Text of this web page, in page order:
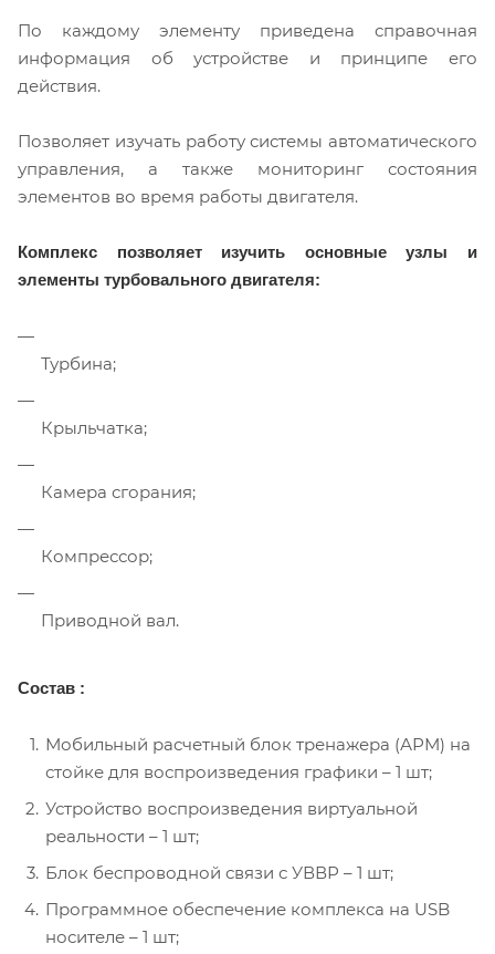
По каждому элементу приведена справочная
информация об устройстве и принципе его
действия.
Позволяет изучать работу системы автоматического
управления, а также мониторинг состояния
элементов во время работы двигателя.
Комплекс позволяет изучить основные узлы и
элементы турбовального двигателя:
Турбина;
Крыльчатка;
Камера сгорания;
Компрессор;
Приводной вал.
Состав :
Мобильный расчетный блок тренажера (АРМ) на
стойке для воспроизведения графики – 1 шт;
Устройство воспроизведения виртуальной
реальности – 1 шт;
Блок беспроводной связи с УВВР – 1 шт;
Программное обеспечение комплекса на USB
носителе – 1 шт;